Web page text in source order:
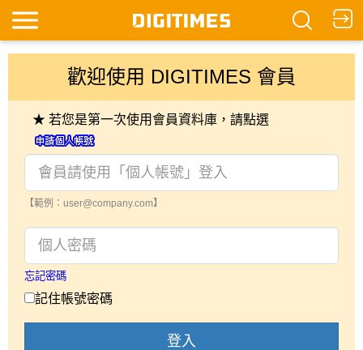
歡迎使用 DIGITIMES 會員
★ 若您是第一次使用會員資料庫，請點選
【範例：user@company.com】
忘記密碼
記住帳號密碼
登入